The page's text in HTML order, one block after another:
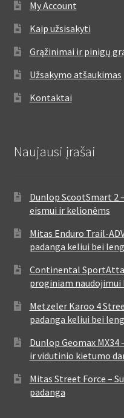
My Account
Kaip užsisakyti
Grąžinimai ir pinigų
Užsakymo atšaukimas
Kontaktai
Naujausi įrašai
Dunlop ScootSmart 2
eismui ir kelionėms
Mitas Enduro Trail-
padanga keliui bei
Continental
proginiam
Metzeler Karoo 4
padanga keliui bei
Dunlop Geomax
ir vidutinio kietumo
Mitas Street Force –
padanga